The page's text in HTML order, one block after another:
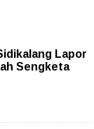
Lapor
Sengketa